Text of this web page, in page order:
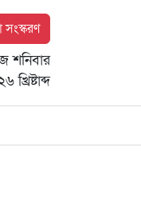
সংস্করণ
শনিবার